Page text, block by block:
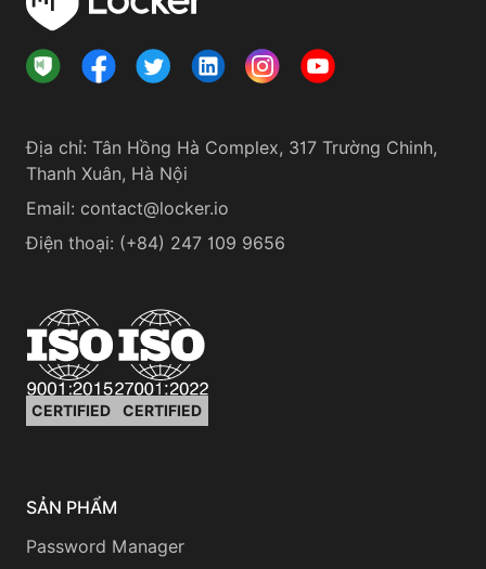
Địa chỉ: Tân Hồng Hà Complex, 317 Trường Chinh,
Thanh Xuân, Hà Nội
Email: contact@locker.io
Điện thoại: (+84) 247 109 9656
CERTIFIED CERTIFIED
SẢN PHẨM
Password Manager